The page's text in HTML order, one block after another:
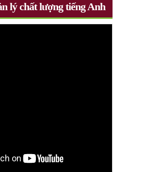
lý chất lượng tiếng Anh